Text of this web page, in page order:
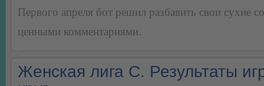
Первого апреля бот решил разбавить свои сухие
ценными комментариями.
Женская лига С. Результаты